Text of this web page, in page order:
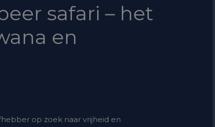
safari – het
en
op zoek naar vrijheid en